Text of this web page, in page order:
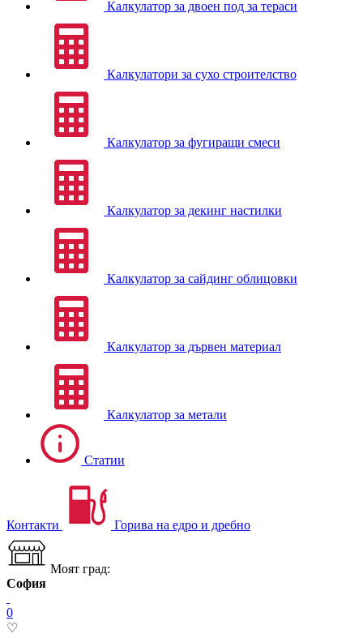
Калкулатор за двоен под за тераси
Калкулатори за сухо строителство
Калкулатор за фугиращи смеси
Калкулатор за декинг настилки
Калкулатор за сайдинг облицовки
Калкулатор за дървен материал
Калкулатор за метали
Статии
Контакти Горива на едро и дребно
Моят град:
София
0
♡